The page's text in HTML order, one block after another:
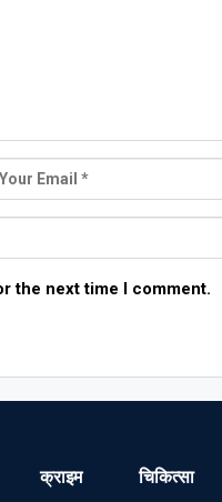
the next time I comment.
क्राइम चिकित्सा